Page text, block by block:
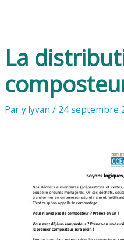
La
Pary.lyvan/ 24 septembre